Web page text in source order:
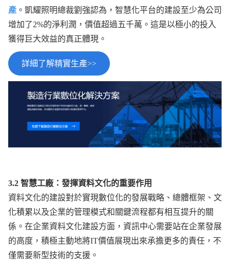
產 。凱耀照明總裁劉強認為，智慧化平台的建設至少為公司
增加了2%的淨利潤，價值超過五千萬。這是以極小的投入
獲得巨大效益的真正體現。
詳細了解精實生產>>
3.2 智慧工廠：發揮資料文化的重要作用
資料文化的建設對於實現數位化的發展戰略、總體框架、文
化積累以及企業的管理模式和關鍵流程都有相互提升的關
係。在企業資料文化建設方面，資訊中心需要站在企業發展
的高度，積極主動地將IT價值展現出來承擔更多的責任，不
僅需要新型技術的支援。